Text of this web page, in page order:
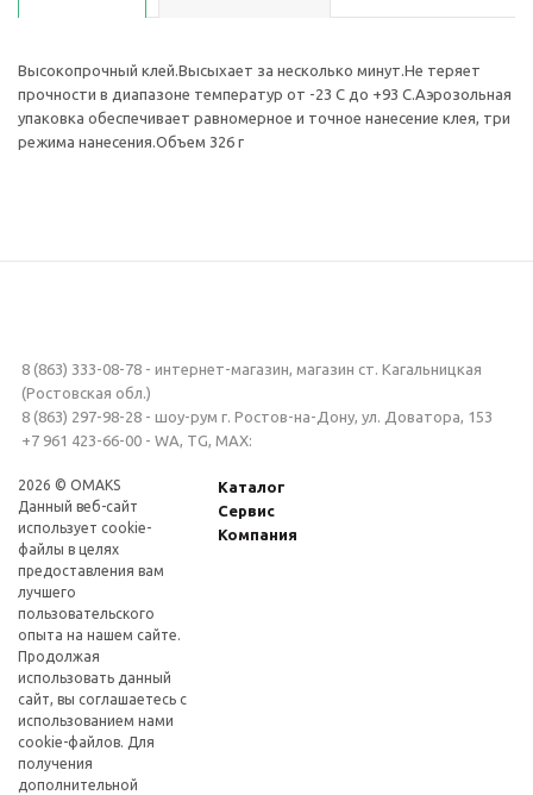
Высокопрочный клей.Высыхает за несколько минут.Не теряет
прочности в диапазоне температур от -23 С до +93 С.Аэрозольная
упаковка обеспечивает равномерное и точное нанесение клея, три
режима нанесения.Объем 326 г
8 (863) 333-08-78 - интернет-магазин, магазин ст. Кагальницкая
(Ростовская обл.)
8 (863) 297-98-28 - шоу-рум г. Ростов-на-Дону, ул. Доватора, 153
+7 961 423-66-00 - WA, TG, MAX:
2026 © OMAKS
Данный веб-сайт
использует cookie-
файлы в целях
предоставления вам
лучшего
пользовательского
опыта на нашем сайте.
Продолжая
использовать данный
сайт, вы соглашаетесь с
использованием нами
cookie-файлов. Для
получения
дополнительной
Каталог
Сервис
Компания